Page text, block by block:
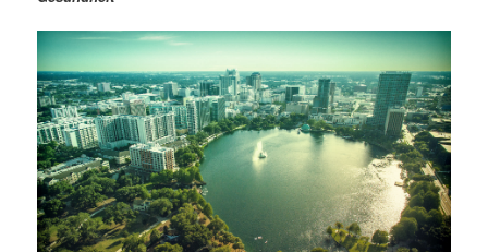
ä
r
e
n
I
n
d
ä
r
e
n
a
v
i
g
a
t
i
o
n